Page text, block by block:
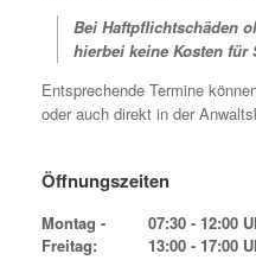
Bei Haftpflichtschäden
hierbei keine Kosten für
Entsprechende Termine
oder auch direkt in der
Öffnungszeiten
Montag -
Freitag:
07:30 - 12:00
13:00 - 17:00